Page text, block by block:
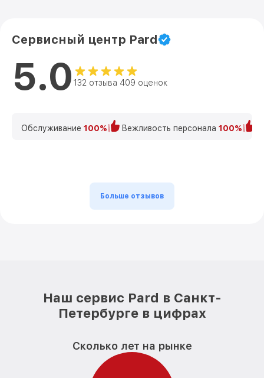
Сервисный центр Pard
5.0 132 отзыва 409 оценок
Обслуживание 100% Вежливость персонала 100%
Больше отзывов
Наш сервис Pard в Санкт-
Петербурге в цифрах
Сколько лет на рынке